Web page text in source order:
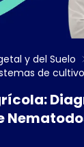
y del Suelo
de cultivo